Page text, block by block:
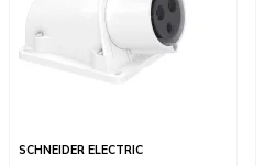
SCHNEIDER ELECTRIC